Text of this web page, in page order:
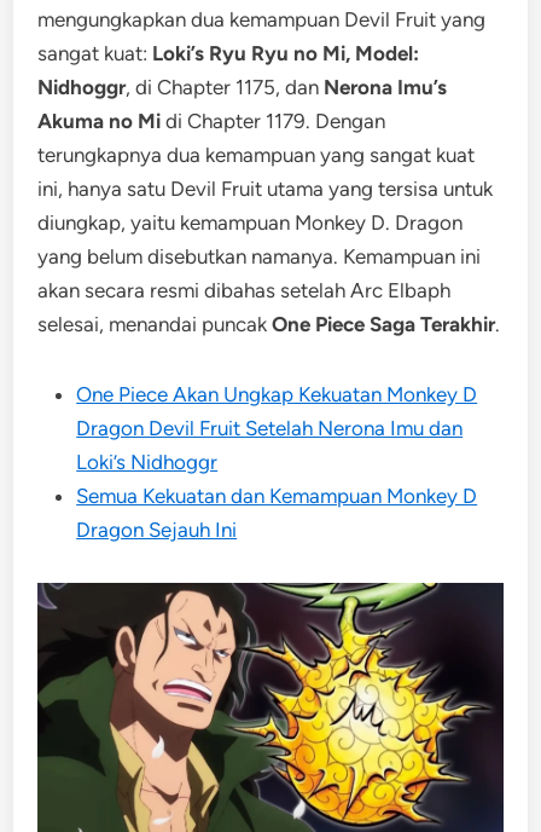
mengungkapkan dua kemampuan Devil Fruit yang
sangat kuat: Loki’s Ryu Ryu no Mi, Model:
Nidhoggr, di Chapter 1175, dan Nerona Imu’s
Akuma no Mi di Chapter 1179. Dengan
terungkapnya dua kemampuan yang sangat kuat
ini, hanya satu Devil Fruit utama yang tersisa untuk
diungkap, yaitu kemampuan Monkey D. Dragon
yang belum disebutkan namanya. Kemampuan ini
akan secara resmi dibahas setelah Arc Elbaph
selesai, menandai puncakOne Piece Saga Terakhir.
One Piece Akan Ungkap Kekuatan Monkey D
Dragon Devil Fruit Setelah Nerona Imu dan
Loki’s Nidhoggr
Semua Kekuatan dan Kemampuan Monkey D
Dragon Sejauh Ini